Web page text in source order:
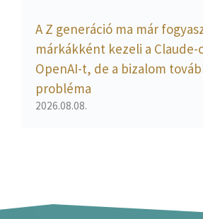
A Z generáció ma már
márkákként kezeli a Claude-
OpenAI-t, de a bizalom
probléma
2026.08.08.